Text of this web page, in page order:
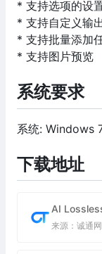
* 支持选项的设
* 支持自定义输
* 支持批量添加
* 支持图片预览
系统要求
系统: Windows
下载地址
来源：诚通